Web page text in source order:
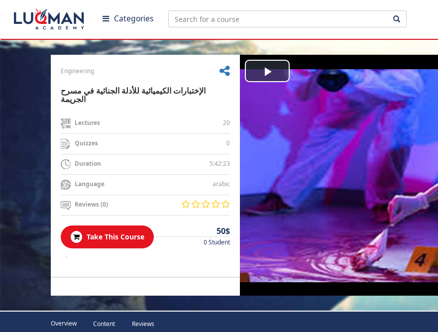
Categories
Engineering
الإختبارات الكيميائية للأدلة الجنائية في مسرح
الجريمة
Lectures 20
Quizzes 0
Duration 5:42:23
Language arabic
Reviews (0)
Take This Course
50$
0 Student
.
Play
Video
Overview Content Reviews